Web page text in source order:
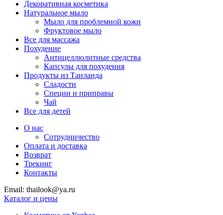
Декоративная косметика
Натуральное мыло
Мыло для проблемной кожи
Фруктовое мыло
Все для массажа
Похудение
Антицеллюлитные средства
Капсулы для похудения
Продукты из Таиланда
Сладости
Специи и приправы
Чай
Все для детей
О нас
Сотрудничество
Оплата и доставка
Возврат
Трекинг
Контакты
Email: thailook@ya.ru
Каталог и цены